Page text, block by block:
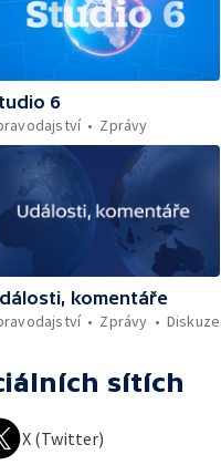
6
Zprávy
komentáře
Zprávy Diskuze
sítích
X (Twitter)